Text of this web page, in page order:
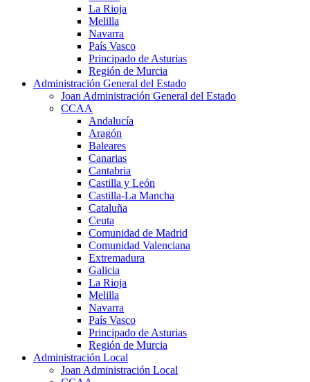
La Rioja
Melilla
Navarra
País Vasco
Principado de Asturias
Región de Murcia
Administración General del Estado
Joan Administración General del Estado
CCAA
Andalucía
Aragón
Baleares
Canarias
Cantabria
Castilla y León
Castilla-La Mancha
Cataluña
Ceuta
Comunidad de Madrid
Comunidad Valenciana
Extremadura
Galicia
La Rioja
Melilla
Navarra
País Vasco
Principado de Asturias
Región de Murcia
Administración Local
Joan Administración Local